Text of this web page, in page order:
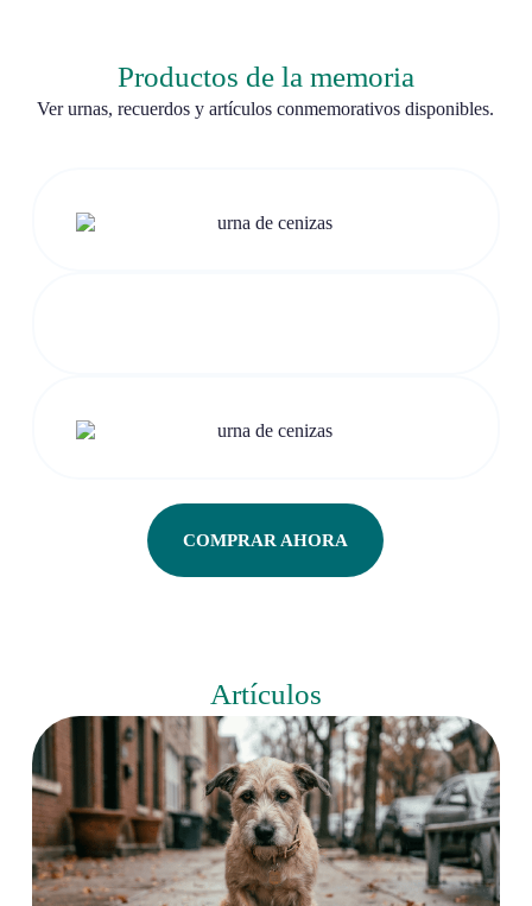
Productos de la memoria
Ver urnas, recuerdos y artículos conmemorativos disponibles.
COMPRAR AHORA
Artículos